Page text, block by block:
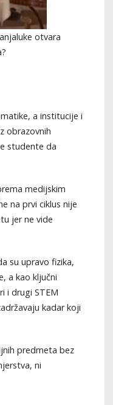
otvara
a institucije i
obrazovnih
studente da
medijskim
na prvi ciklus nije
jer ne vide
su upravo fizika,
a kao ključni
i drugi STEM
kadar koji
predmeta bez
ni